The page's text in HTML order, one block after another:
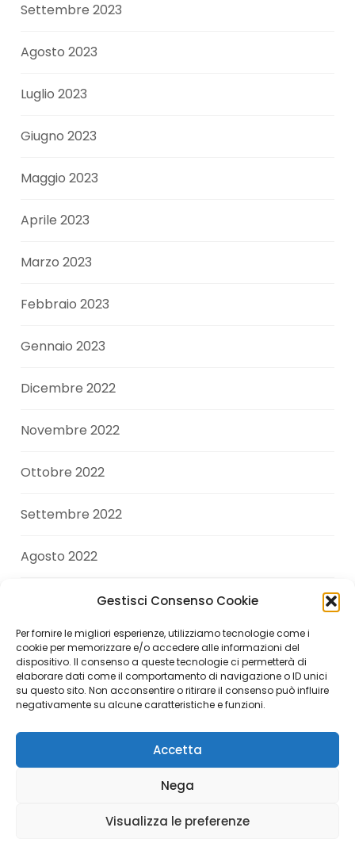
Gestisci Consenso Cookie
Per fornire le migliori esperienze, utilizziamo tecnologie come i
cookie per memorizzare e/o accedere alle informazioni del
dispositivo. Il consenso a queste tecnologie ci permetterà di
elaborare dati come il comportamento di navigazione o ID unici
su questo sito. Non acconsentire o ritirare il consenso può influire
negativamente su alcune caratteristiche e funzioni.
Accetta
Nega
Visualizza le preferenze
Settembre 2023
Agosto 2023
Luglio 2023
Giugno 2023
Maggio 2023
Aprile 2023
Marzo 2023
Febbraio 2023
Gennaio 2023
Dicembre 2022
Novembre 2022
Ottobre 2022
Settembre 2022
Agosto 2022
Giugno 2022
Aprile 2022
Copyright © 2026 Andrea Di Giuseppe. All Rights
Reserved.